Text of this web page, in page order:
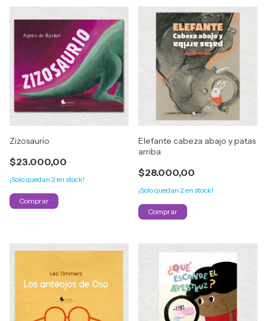
Zizosaurio
$23.000,00
¡Solo quedan 2 en stock!
Elefante cabeza abajo y patas
arriba
$28.000,00
¡Solo quedan 2 en stock!